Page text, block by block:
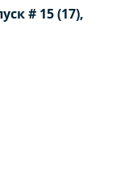
# 15 (17),